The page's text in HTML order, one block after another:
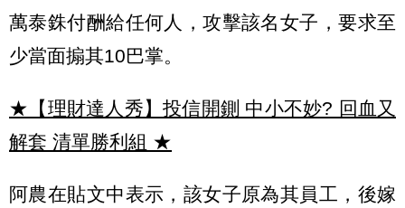
萬泰銖付酬給任何人，攻擊該名女子，要求至
少當面搧其10巴掌。
★【理財達人秀】投信開鍘 中小不妙? 回血又
解套 清單勝利組 ★
阿農在貼文中表示，該女子原為其員工，後嫁